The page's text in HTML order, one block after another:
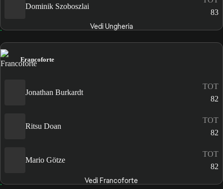
Dominik Szoboszlai
83
Vedi Ungheria
Francoforte
Jonathan Burkardt
TOT
82
Ritsu Doan
TOT
82
Mario Götze
TOT
82
Vedi Francoforte